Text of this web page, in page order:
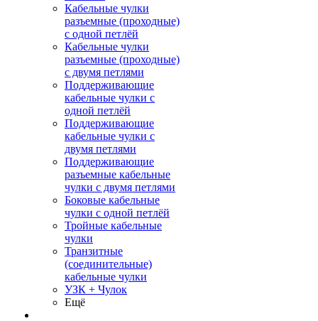
Кабельные чулки
разъемные (проходные)
с одной петлёй
Кабельные чулки
разъемные (проходные)
с двумя петлями
Поддерживающие
кабельные чулки с
одной петлёй
Поддерживающие
кабельные чулки с
двумя петлями
Поддерживающие
разъемные кабельные
чулки с двумя петлями
Боковые кабельные
чулки с одной петлёй
Тройные кабельные
чулки
Транзитные
(соединительные)
кабельные чулки
УЗК + Чулок
Ещё